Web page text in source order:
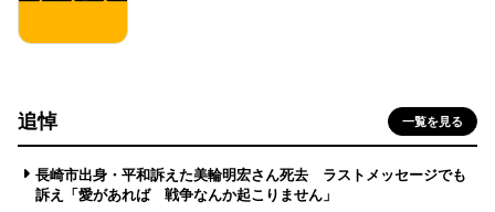
追悼 一覧を見る
長崎市出身・平和訴えた美輪明宏さん死去 ラストメッセージでも
訴え「愛があれば 戦争なんか起こりません」